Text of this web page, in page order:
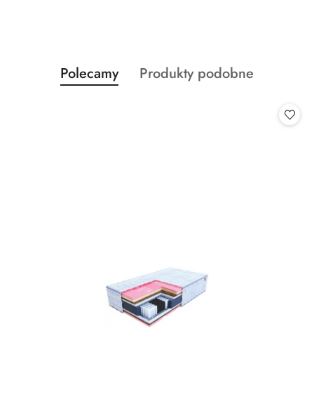
Pomiń karuzelę produktów
Produkty
o
Polecamy
Produkty
Produkty podobne